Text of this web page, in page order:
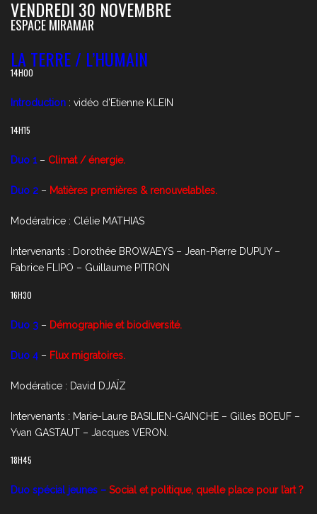
VENDREDI 30 NOVEMBRE
ESPACE MIRAMAR
LA TERRE / L’HUMAIN
14H00
Introduction : vidéo d’Etienne KLEIN
14H15
Duo 1– Climat / énergie.
Duo 2 – Matières premières & renouvelables.
Modératrice : Clélie MATHIAS
Intervenants : Dorothée BROWAEYS – Jean-Pierre DUPUY –
Fabrice FLIPO – Guillaume PITRON
16H30
Duo 3 – Démographie et biodiversité.
Duo 4 – Flux migratoires.
Modératice : David DJAÏZ
Intervenants : Marie-Laure BASILIEN-GAINCHE – Gilles BOEUF –
Yvan GASTAUT – Jacques VERON.
18H45
Duo spécial jeunes – Social et politique, quelle place pour l’art ?